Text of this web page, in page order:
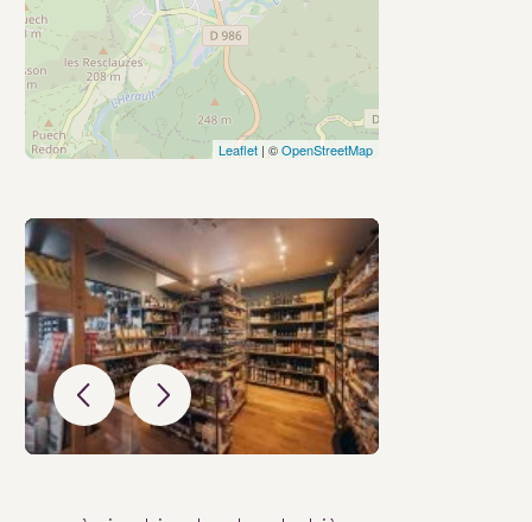
Leaflet | ©OpenStreetMap